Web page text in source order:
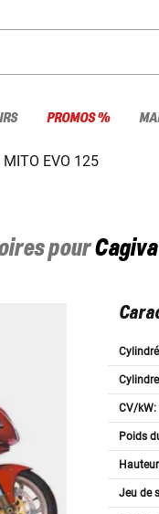
PROMOS %
MITO EVO 125
pourCagiva
CV/kW:
Poids
Jeu de